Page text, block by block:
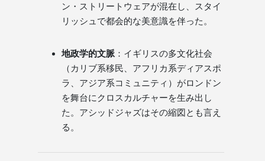
ン・ストリートウェアが混在し、スタイ
リッシュで都会的な美意識を伴った。
地政学的文脈 ：イギリスの多文化社会
（カリブ系移民、アフリカ系ディアスポ
ラ、アジア系コミュニティ）がロンドン
を舞台にクロスカルチャーを生み出し
た。アシッドジャズはその縮図とも言え
る。